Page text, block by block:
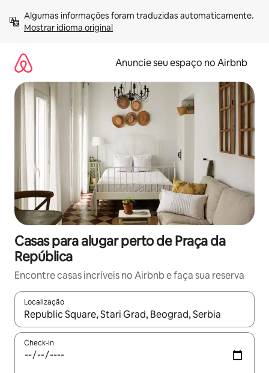
para
Mostrar idioma original
Anuncie seu espaço no Airbnb
Casas para alugar perto de Praça da
República
Encontre casas incríveis no Airbnb e faça sua reserva
Localização
Quando os resultados estiverem disponíveis, explore-os
Check-in